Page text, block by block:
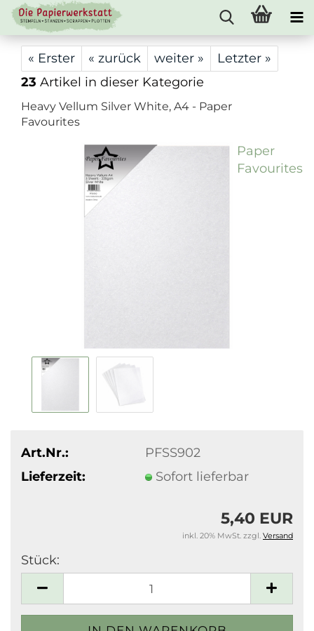
« Erster « zurück weiter »
Letzter »
23 Artikel in dieser Kategorie
Heavy Vellum Silver White, A4 - Paper
Favourites
Paper
Favourites
Art.Nr.:
PFSS902
Lieferzeit:
Sofort lieferbar
5,40 EUR
inkl. 20% MwSt. zzgl. Versand
Stück: